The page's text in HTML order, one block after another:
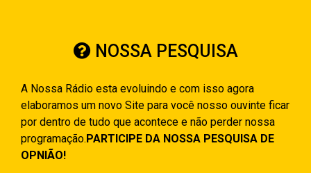
NOSSA PESQUISA
A Nossa Rádio esta evoluindo e com isso agora
elaboramos um novo Site para você nosso ouvinte ficar
por dentro de tudo que acontece e não perder nossa
programação.PARTICIPE DA NOSSA PESQUISA DE
OPNIÃO!